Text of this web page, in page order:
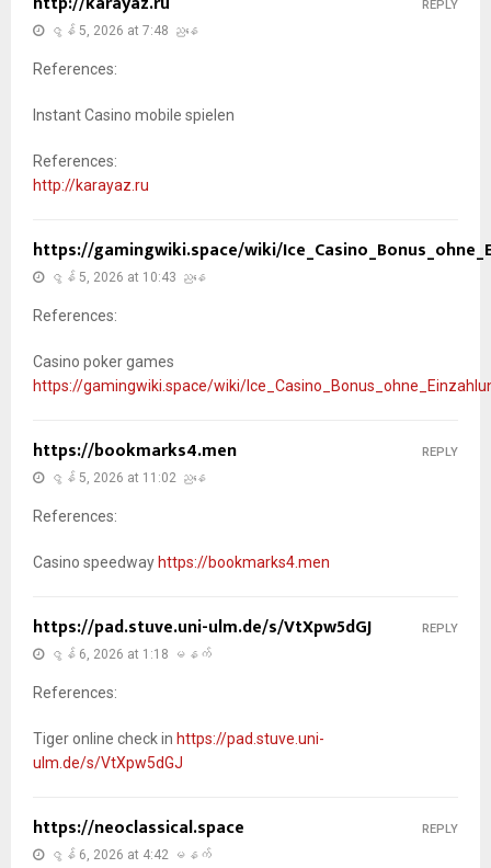
ဇွန် 5, 2026 at 7:48 ညနေ
References:
Instant Casino mobile spielen
References:
http://karayaz.ru
REPLY
https://gamingwiki.space/wiki/
ဇွန် 5, 2026 at 10:43 ညနေ
References:
Casino poker games
https://gamingwiki.space/wiki/
https://bookmarks4.men
ဇွန် 5, 2026 at 11:02 ညနေ
References:
Casino speedway https://bookmarks4.men
REPLY
https://pad.stuve.uni-ulm.de/s/VtXpw5dGJ
ဇွန် 6, 2026 at 1:18 မနက်
References:
Tiger online check in https://pad.stuve.uni-
ulm.de/s/VtXpw5dGJ
REPLY
https://neoclassical.space
ဇွန် 6, 2026 at 4:42 မနက်
REPLY